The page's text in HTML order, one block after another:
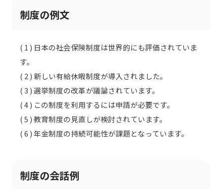
制度の例文
( 1 ) 日本の社会保険制度は世界的にも評価されていま
す。
( 2 ) 新しい有給休暇制度が導入されました。
( 3 ) 選挙制度の改革が議論されています。
( 4 ) この制度を利用するには申請が必要です。
( 5 ) 教育制度の見直しが検討されています。
( 6 ) 年金制度の持続可能性が課題となっています。
制度の会話例